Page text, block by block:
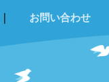
お問い合わせ